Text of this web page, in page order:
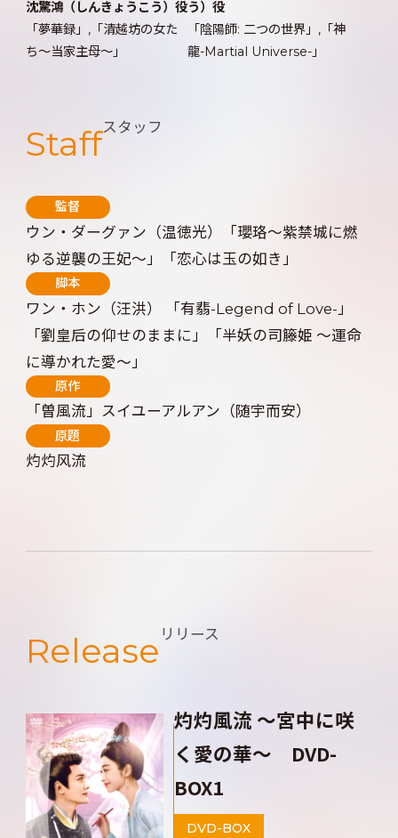
沈驚鴻（しんきょうこう）役
「夢華録」,「清越坊の女た
ち～当家主母～」
う）役
「陰陽師: 二つの世界」,「神
龍-Martial Universe-」
Staffスタッフ
監督
ウン・ダーグァン（温徳光）「瓔珞～紫禁城に燃
ゆる逆襲の王妃～」「恋心は玉の如き」
脚本
ワン・ホン（汪洪） 「有翡-Legend of Love-」
「劉皇后の仰せのままに」「半妖の司籐姫 ～運命
に導かれた愛～」
原作
「曽風流」スイユーアルアン（随宇而安）
原題
灼灼风流
Release リリース
灼灼風流 ～宮中に咲
く愛の華～ DVD-
BOX1
DVD-BOX